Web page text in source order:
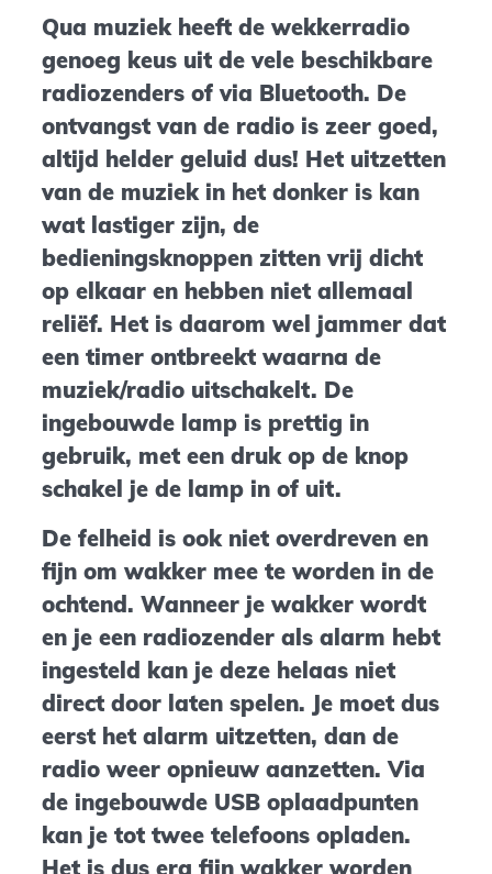
Qua muziek heeft de wekkerradio
genoeg keus uit de vele beschikbare
radiozenders of via Bluetooth. De
ontvangst van de radio is zeer goed,
altijd helder geluid dus! Het uitzetten
van de muziek in het donker is kan
wat lastiger zijn, de
bedieningsknoppen zitten vrij dicht
op elkaar en hebben niet allemaal
reliëf. Het is daarom wel jammer dat
een timer ontbreekt waarna de
muziek/radio uitschakelt. De
ingebouwde lamp is prettig in
gebruik, met een druk op de knop
schakel je de lamp in of uit.
De felheid is ook niet overdreven en
fijn om wakker mee te worden in de
ochtend. Wanneer je wakker wordt
en je een radiozender als alarm hebt
ingesteld kan je deze helaas niet
direct door laten spelen. Je moet dus
eerst het alarm uitzetten, dan de
radio weer opnieuw aanzetten. Via
de ingebouwde USB oplaadpunten
kan je tot twee telefoons opladen.
Het is dus erg fijn wakker worden